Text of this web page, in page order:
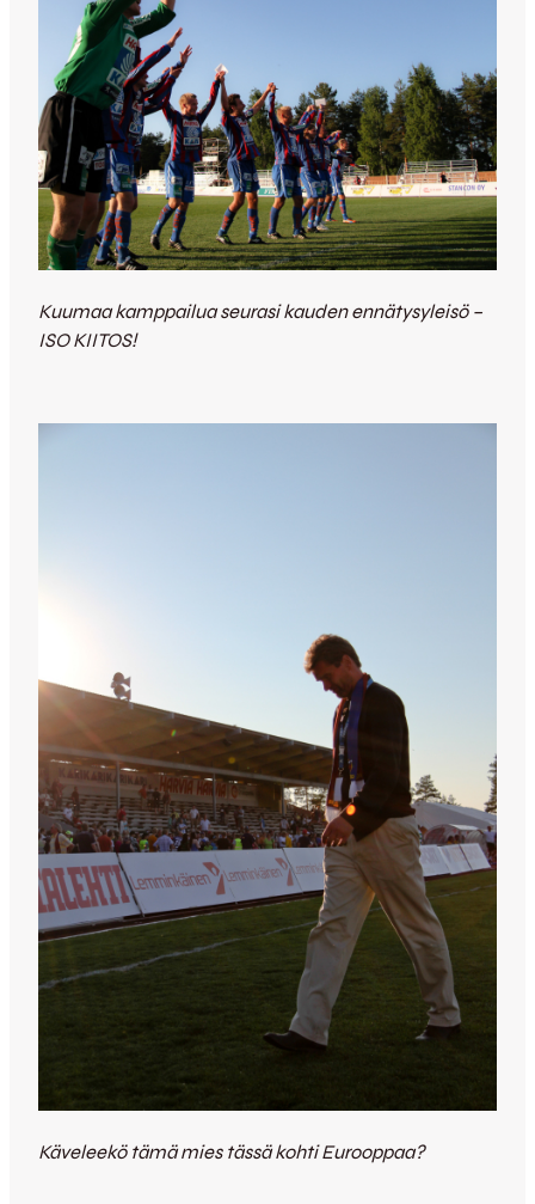
Kuumaa kamppailua seurasi kauden ennätysyleisö –
ISO KIITOS!
Käveleekö tämä mies tässä kohti Eurooppaa?